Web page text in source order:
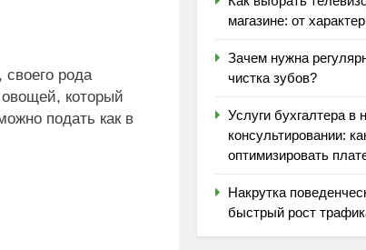
рода
который
подать как в
магазине: от
Зачем нужна
чистка зубов?
Услуги бухгалтера в
консультировании:
оптимизировать
Накрутка
быстрый рост